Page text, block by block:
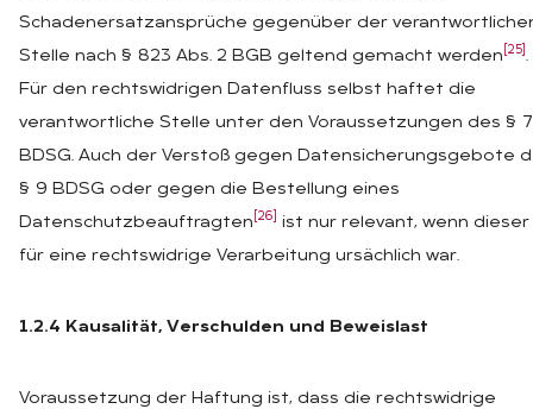
Schadenersatzansprüche gegenüber der
Stelle nach § 823 Abs. 2 BGB geltend gemacht werden [25] .
Für den rechtswidrigen Datenfluss selbst haftet die
verantwortliche Stelle unter den Voraussetzungen des § 7
BDSG. Auch der Verstoß gegen Datensicherungsgebote
§ 9 BDSG oder gegen die Bestellung eines
Datenschutzbeauftragten [26]
ist nur relevant, wenn dieser
für eine rechtswidrige Verarbeitung ursächlich war.
1.2.4 Kausalität, Verschulden und Beweislast
Voraussetzung der Haftung ist, dass die rechtswidrige